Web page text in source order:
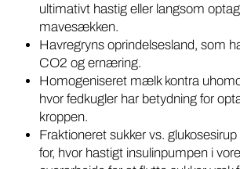
ultimativt hastig eller langsom
mavesækken.
Havregryns oprindelsesland, som
CO2 og ernæring.
Homogeniseret mælk kontra
hvor fedkugler har betydning for
kroppen.
Fraktioneret sukker vs.
for, hvor hastigt insulinpumpen i